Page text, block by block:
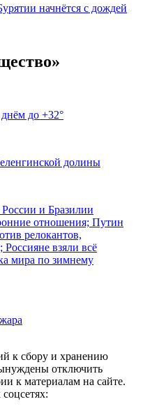
начнётся с дождей
до +32°
долины
и Бразилии
отношения; Путин
релокантов,
взяли всё
мира по зимнему
к сбору и хранению
отключить
к материалам на сайте.